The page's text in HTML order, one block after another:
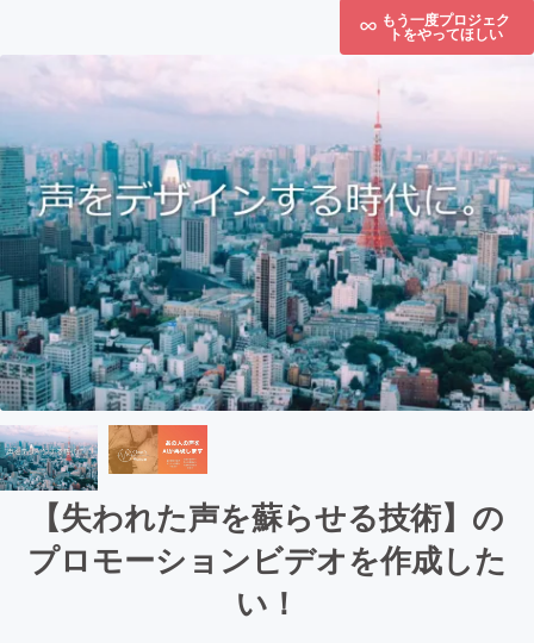
もう一度プロジェク
トをやってほしい
【失われた声を蘇らせる技術】の
プロモーションビデオを作成した
い！